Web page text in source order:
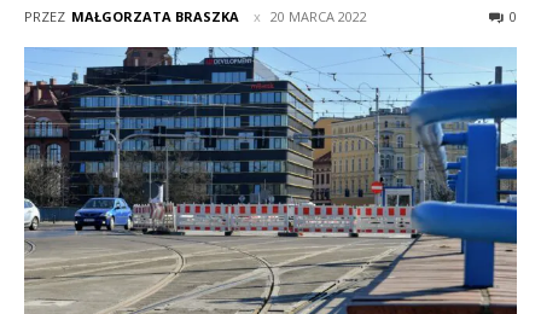
PRZEZ MAŁGORZATA BRASZKA 20 MARCA 2022 0